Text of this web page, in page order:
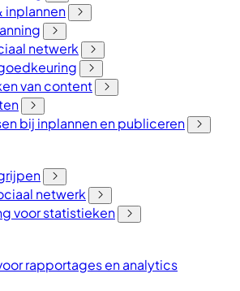
inplannen
netwerk
van content
bij inplannen en publiceren
netwerk
voor statistieken
rapportages en analytics